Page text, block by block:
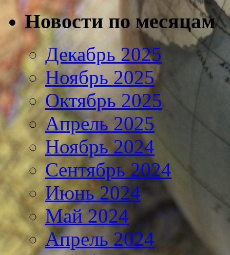
Новости по месяцам
Декабрь 2025
Ноябрь 2025
Октябрь 2025
Апрель 2025
Ноябрь 2024
Сентябрь 2024
Июнь 2024
Май 2024
Апрель 2024